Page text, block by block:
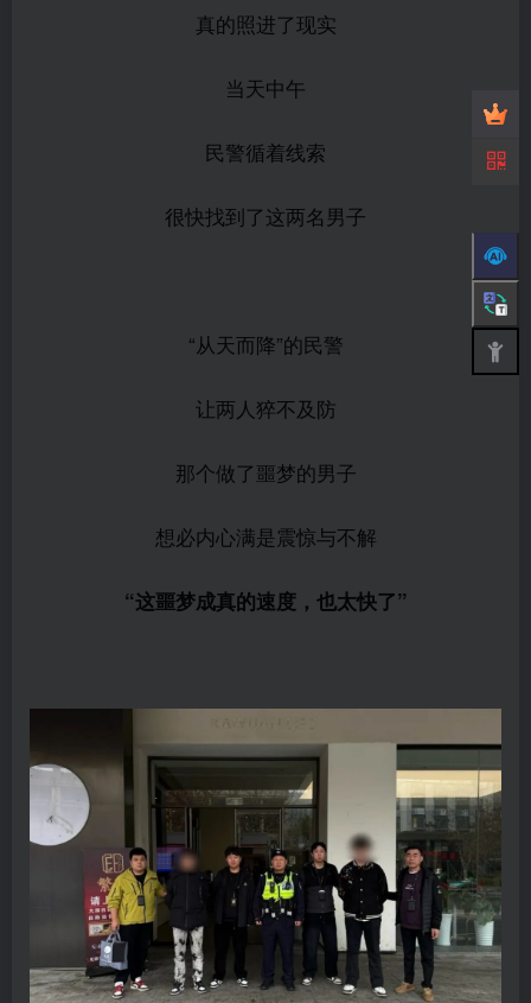
真的照进了现实
当天中午
民警循着线索
很快找到了这两名男子
“从天而降”的民警
让两人猝不及防
那个做了噩梦的男子
想必内心满是震惊与不解
“这噩梦成真的速度，也太快了”